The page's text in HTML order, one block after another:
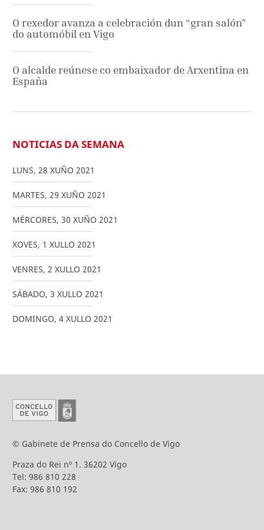
O rexedor avanza a celebración dun “gran salón”
do automóbil en Vigo
O alcalde reúnese co embaixador de Arxentina en
España
NOTICIAS DA SEMANA
LUNS, 28 XUÑO 2021
MARTES, 29 XUÑO 2021
MÉRCORES, 30 XUÑO 2021
XOVES, 1 XULLO 2021
VENRES, 2 XULLO 2021
SÁBADO, 3 XULLO 2021
DOMINGO, 4 XULLO 2021
© Gabinete de Prensa do Concello de Vigo
Praza do Rei nº 1. 36202 Vigo
Tel: 986 810 228
Fax: 986 810 192